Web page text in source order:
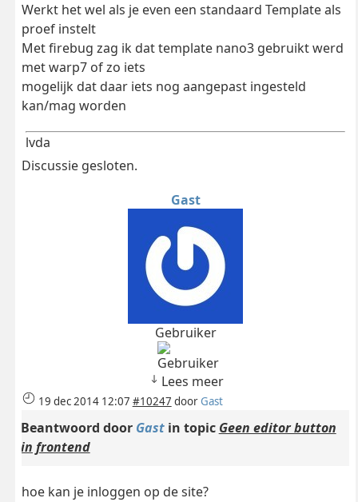
Werkt het wel als je even een standaard Template als
proef instelt
Met firebug zag ik dat template nano3 gebruikt werd
met warp7 of zo iets
mogelijk dat daar iets nog aangepast ingesteld
kan/mag worden
lvda
Discussie gesloten.
Gast
Gebruiker
Lees meer
19 dec 2014 12:07 #10247 doorGast
Beantwoord door Gastin topic Geen editor button
in frontend
hoe kan je inloggen op de site?